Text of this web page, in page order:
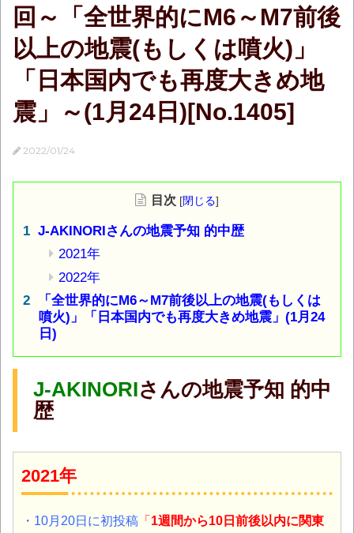
回～「全世界的にM6～M7前後
以上の地震(もしくは噴火)」
「日本国内でも再度大きめ地
震」～(1月24日)[No.1405]
2022/01/24
目次 [閉じる]
J-AKINORIさんの地震予知 的中歴
2021年
2022年
「全世界的にM6～M7前後以上の地震(もしくは
噴火)」「日本国内でも再度大きめ地震」(1月24
日)
J-AKINORIさんの地震予知 的中
歴
2021年
・10月20日に初投稿 「 1週間から10日前後以内に関東